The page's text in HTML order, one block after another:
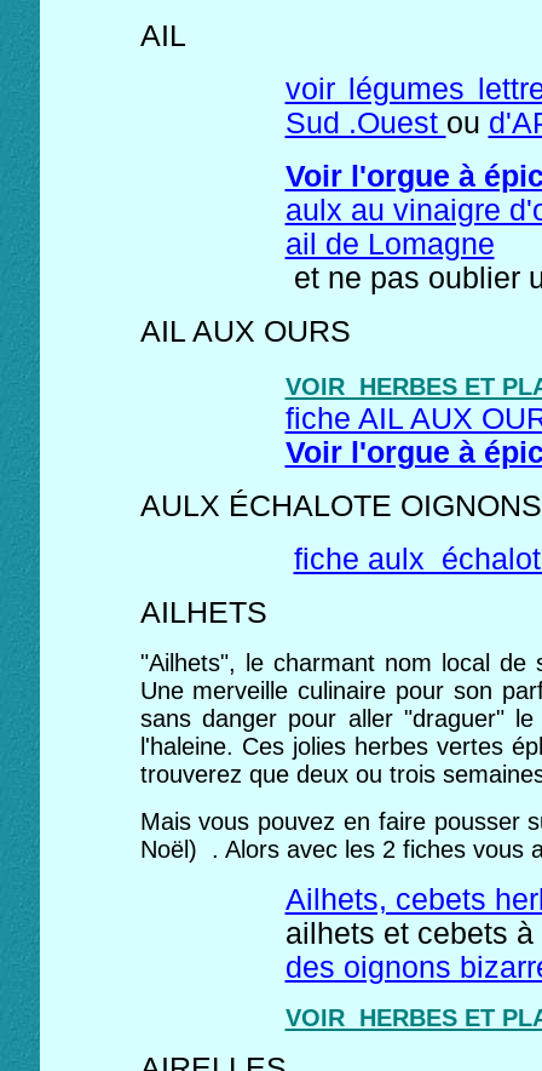
AIL
voir légumes
Sud .Ouest ou
Voir l'orgue à
aulx au vinaigre
ail de Lomagne
et ne pas oublier
AIL AUX OURS
VOIR HERBES ET
fiche AIL AUX
Voir l'orgue à
AULX ÉCHALOTE
fiche aulx
AILHETS
"Ailhets", le charmant nom local de
Une merveille culinaire pour son
sans danger pour aller "draguer"
l'haleine. Ces jolies herbes vertes
trouverez que deux ou trois
Mais vous pouvez en faire pousser
Noël) . Alors avec les 2 fiches vous
Ailhets, cebets
ailhets et cebets
des oignons
VOIR HERBES ET